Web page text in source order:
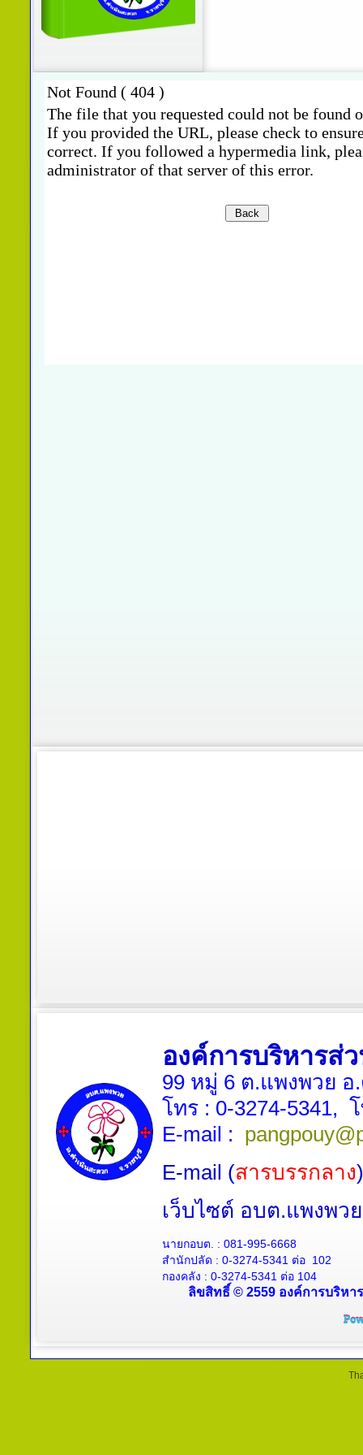
องค์การบริหารส่
99 หมู่ 6 ต.แพงพวย
โทร : 0-3274-5341,
E-mail :
E-mail (สารบรรกลาง
เว็บไซต์ อบต.แพง
นายกอบต. : 081-995-6668
สำนักปลัด : 0-3274-5341 ต่อ 102
กองคลัง : 0-3274-5341 ต่อ 104
ลิขสิทธิ์ © 2559 องค์การบริหา